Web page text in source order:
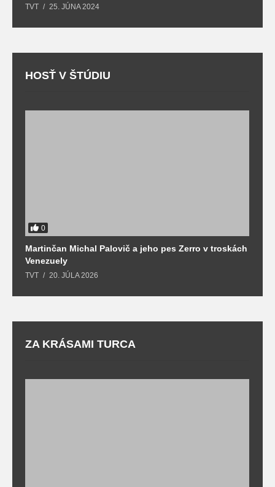
TVT 25. JÚNA 2024
HOSŤ V ŠTÚDIU
0
Martinčan Michal Palovič a jeho pes Zerro v troskách
Venezuely
TVT 20. JÚLA 2026
ZA KRÁSAMI TURCA